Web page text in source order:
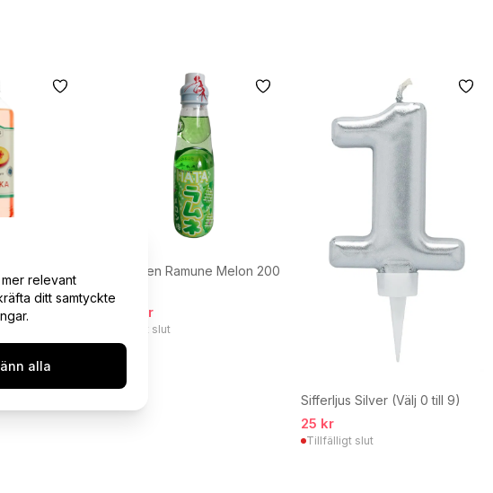
relevant
ditt samtyckte
alla
Hatakosen Ramune Melon 200
29,95 kr
Tillfälligt slut
Sifferljus Silver (Välj 0 till 9)
25 kr
Tillfälligt slut